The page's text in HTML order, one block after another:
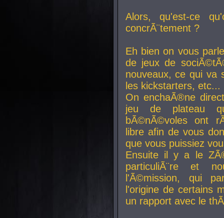
Alors, qu'est-ce
concrÃ¨tement ?
Eh bien on vous
de jeux de
nouveaux, ce qui va
les kickstarters, etc...
On enchaÃ®ne
jeu de plateau
bÃ©nÃ©voles ont
libre afin de vous
que vous puissiez
Ensuite il y a le
particuliÃ¨re et
l'Ã©mission, qui
l'origine de certains
un rapport avec le